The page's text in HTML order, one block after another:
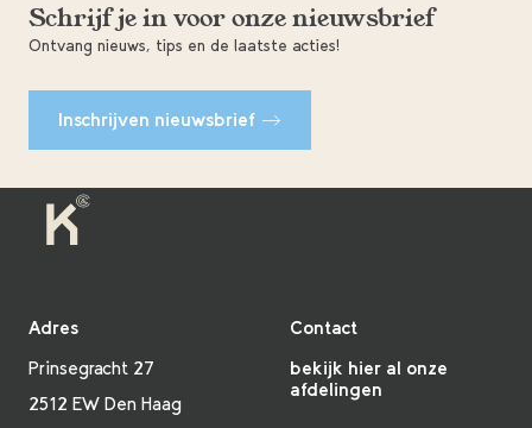
Schrijf je in voor onze nieuwsbrief
Ontvang nieuws, tips en de laatste acties!
Inschrijven nieuwsbrief
Adres
Prinsegracht 27
2512 EW Den Haag
Contact
bekijk hier al onze
afdelingen